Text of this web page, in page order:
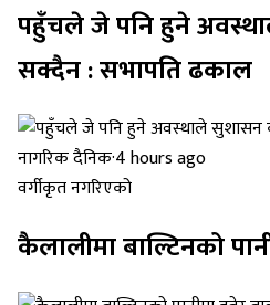
पहुँचले जे पनि हुने
सक्दैन : सभापति ढकाल
नागरिक दैनिक·4 hours ago
वर्गीकृत नगरिएको
कैलालीमा बाल्टिनको